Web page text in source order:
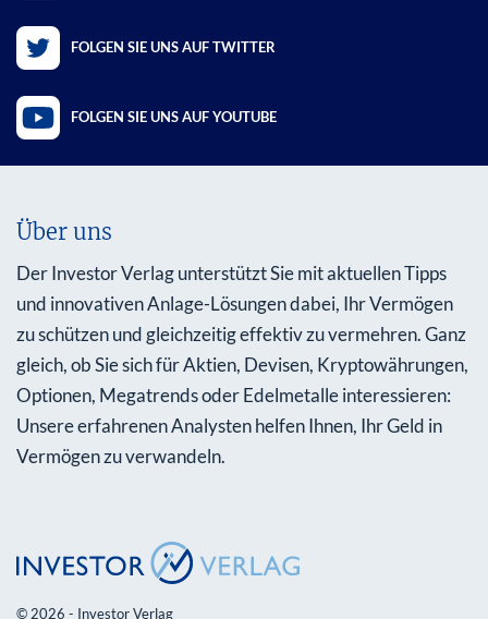
FOLGEN SIE UNS AUF TWITTER
FOLGEN SIE UNS AUF YOUTUBE
Über uns
Der Investor Verlag unterstützt Sie mit aktuellen Tipps
und innovativen Anlage-Lösungen dabei, Ihr Vermögen
zu schützen und gleichzeitig effektiv zu vermehren. Ganz
gleich, ob Sie sich für Aktien, Devisen, Kryptowährungen,
Optionen, Megatrends oder Edelmetalle interessieren:
Unsere erfahrenen Analysten helfen Ihnen, Ihr Geld in
Vermögen zu verwandeln.
© 2026 - Investor Verlag